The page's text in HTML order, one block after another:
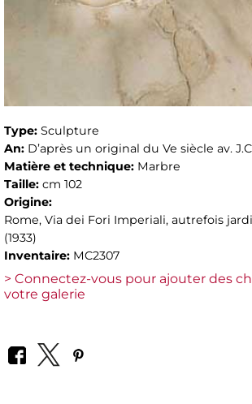
Type: Sculpture
An: D’après un original du Ve siècle av.
Matière et technique: Marbre
Taille: cm 102
Origine:
Rome, Via dei Fori Imperiali, autrefois
(1933)
Inventaire: MC2307
> Connectez-vous pour ajouter des
votre galerie